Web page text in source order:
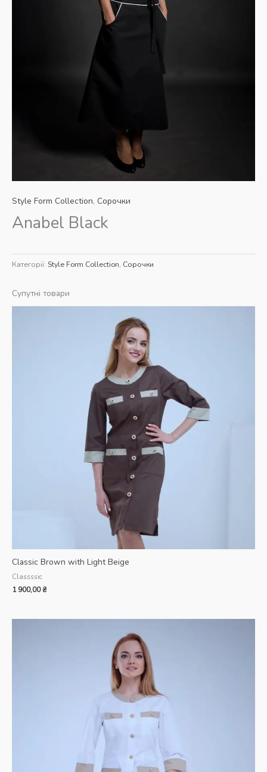
Style Form Collection, Сорочки
Anabel Black
Категорії: Style Form Collection, Сорочки
Супутні товари
Classic Brown with Light Beige
Classssic
1 900,00₴